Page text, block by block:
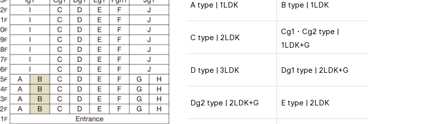
A type | 1LDK B type | 1LDK
C type | 2LDK
Cg1・Cg2 type |
1LDK+G
D type | 3LDK Dg1 type | 2LDK+G
Dg2 type | 2LDK+G E type | 2LDK